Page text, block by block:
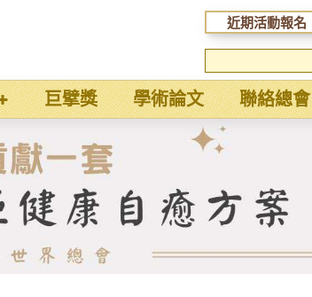
近期活動報名
巨擘獎 學術論文 聯絡總會